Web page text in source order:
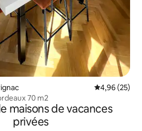
Évaluation
4,96 (25)
70 m2
maisons de vacances
privées